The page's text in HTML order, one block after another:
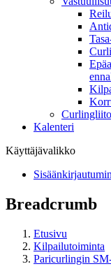
Kalenteri
Käyttäjävalikko
Breadcrumb
Etusivu
Kilpailutoiminta
Paricurlingin